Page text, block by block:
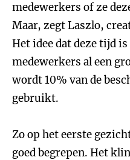
medewerkers of ze
Maar, zegt Laszlo,
Het idee dat deze tijd
medewerkers al een
wordt 10% van de
gebruikt.
Zo op het eerste
goed begrepen. Het